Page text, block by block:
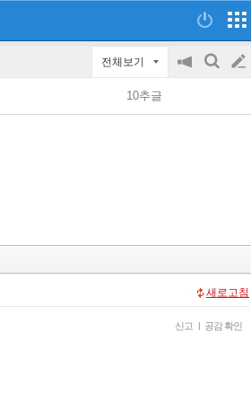
전체보기
공
on/off
검
글
쓰
10추글
새로고침
신고 | 공감 확인